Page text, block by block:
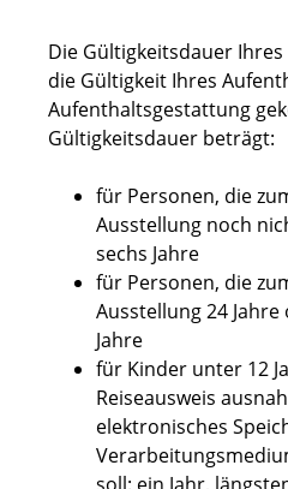
Die Gültigkeitsdauer Ihres
die Gültigkeit Ihres
Aufenthaltsgestattung
Gültigkeitsdauer beträgt:
für Personen, die
Ausstellung noch
sechs Jahre
für Personen, die
Ausstellung 24
Jahre
für Kinder unter 12
Reiseausweis
elektronisches